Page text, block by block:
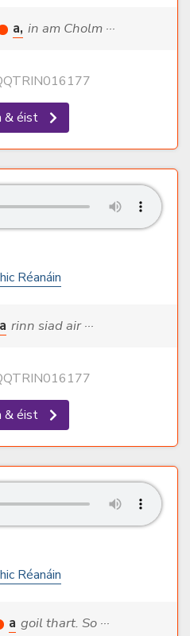
a, in am Cholm ···
& éist
Réanáin
a rinn siad air ···
& éist
Réanáin
a goil thart. So ···